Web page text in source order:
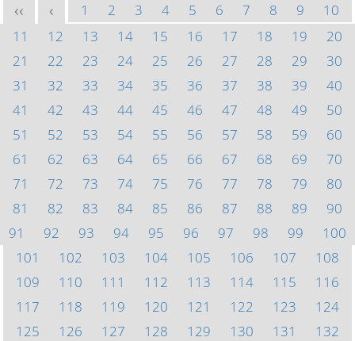
<< < 1 2 3 4 5 6 7 8 9
10
11
12 13 14 15 16 17 18 19
20
21
22 23 24 25 26 27 28 29
30
31
32 33 34 35 36 37 38 39
40
41
42 43 44 45 46 47 48 49
50
51
52 53 54 55 56 57 58 59
60
61
62 63 64 65 66 67 68 69
70
71
72 73 74 75 76 77 78 79
80
81
82 83 84 85 86 87 88 89
90
91
92 93 94 95 96 97 98 99
100
101
102 103 104 105 106 107
108
109
110 111 112 113 114 115
116
117
118 119 120 121 122 123
124
125
126 127 128 129 130 131
132